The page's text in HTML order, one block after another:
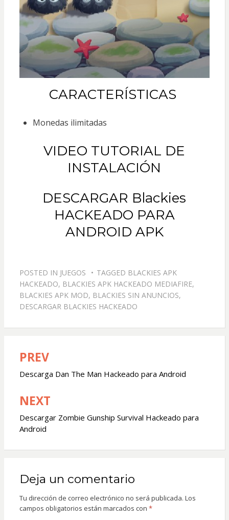
CARACTERÍSTICAS
Monedas ilimitadas
VIDEO TUTORIAL DE
INSTALACIÓN
DESCARGAR Blackies
HACKEADO PARA
ANDROID APK
POSTED IN JUEGOS TAGGED BLACKIES APK
HACKEADO, BLACKIES APK HACKEADO MEDIAFIRE,
BLACKIES APK MOD, BLACKIES SIN ANUNCIOS,
DESCARGAR BLACKIES HACKEADO
Navegación
de
entradas
PREV
Descarga Dan The Man Hackeado para Android
NEXT
Descargar Zombie Gunship Survival Hackeado para
Android
Deja un comentario
Tu dirección de correo electrónico no será publicada. Los
campos obligatorios están marcados con *